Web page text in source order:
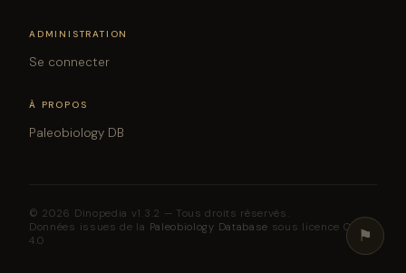
⚑
ADMINISTRATION
Se connecter
À PROPOS
Paleobiology DB
© 2026 Dinopedia v1.3.2 — Tous droits réservés.
Données issues de la Paleobiology Database sous licence CC BY
4.0